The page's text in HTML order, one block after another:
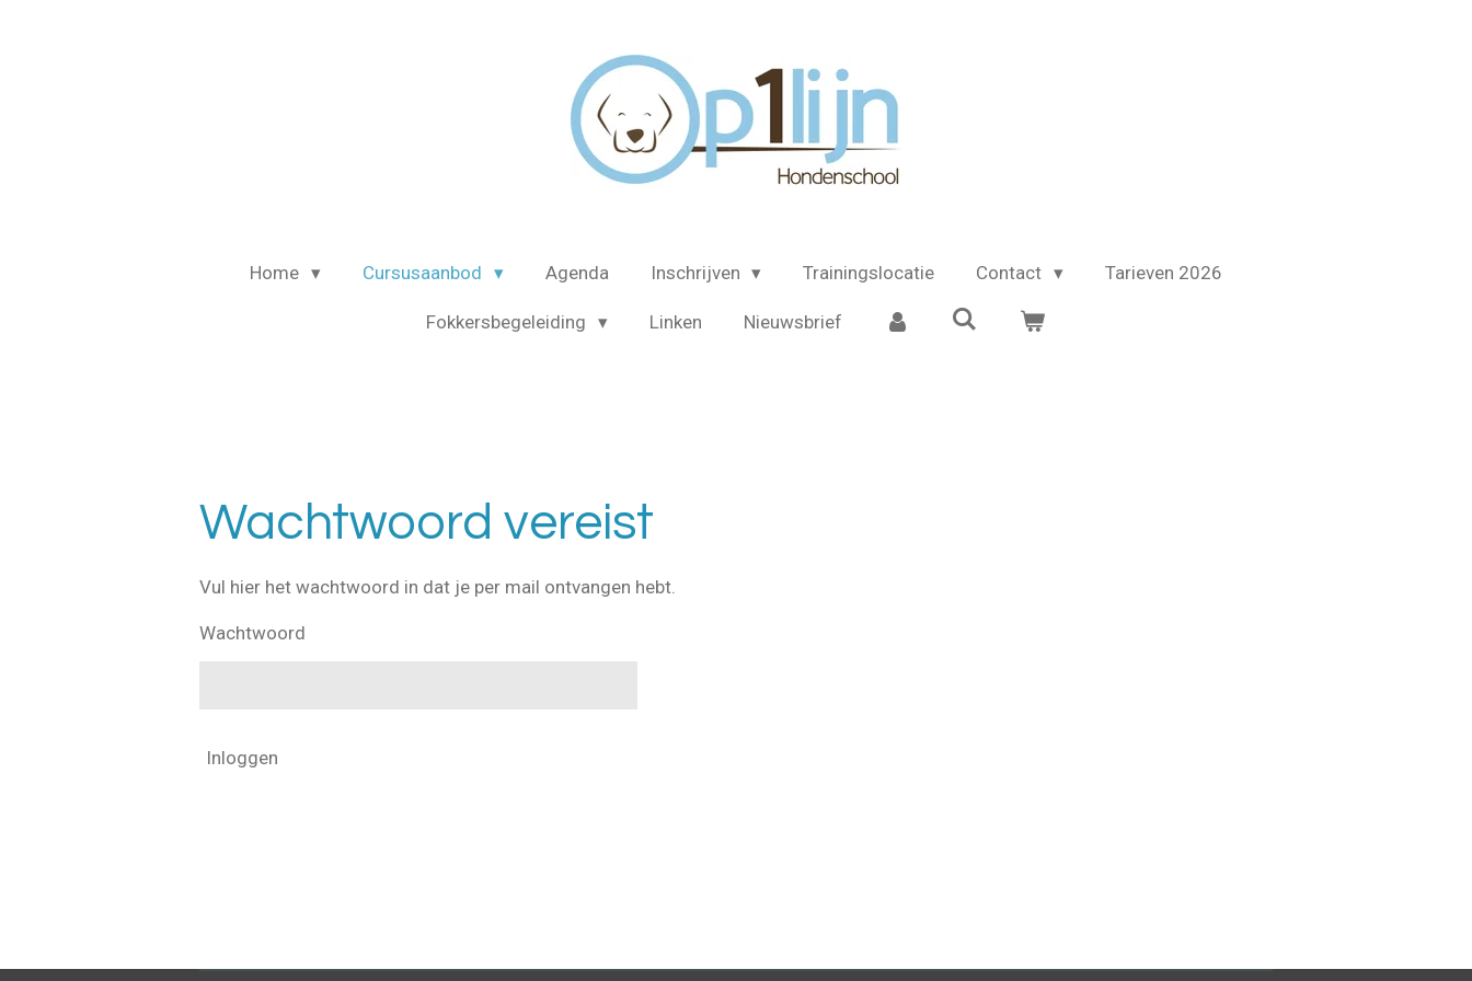
Home Cursusaanbod Agenda Inschrijven Trainingslocatie Contact Tarieven 2026
Fokkersbegeleiding Linken Nieuwsbrief
Wachtwoord vereist
Vul hier het wachtwoord in dat je per mail ontvangen hebt.
Wachtwoord
Inloggen